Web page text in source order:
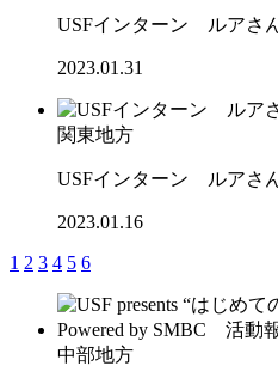
USFインターン ルアさ
2023.01.31
関東地方
USFインターン ルアさ
2023.01.16
1 2 3 4 5 6
中部地方